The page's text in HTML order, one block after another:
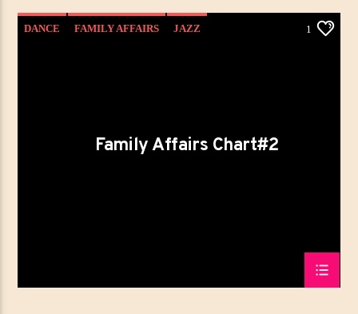
DANCE FAMILY AFFAIRS JAZZ 1
Family Affairs Chart#2